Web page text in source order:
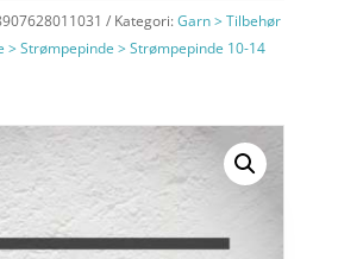
Kategori:Garn > Tilbehør
> Strømpepinde > Strømpepinde 10-14